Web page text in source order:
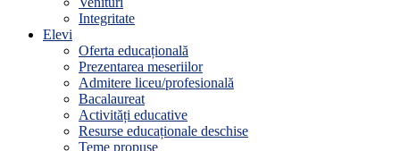
Integritate
Elevi
Oferta educațională
Prezentarea meseriilor
Admitere liceu/profesională
Bacalaureat
Activități educative
Resurse educaționale deschise
Teme propuse